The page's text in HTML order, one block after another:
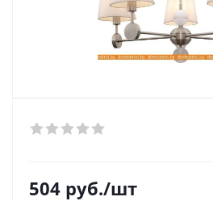
504 руб./шт